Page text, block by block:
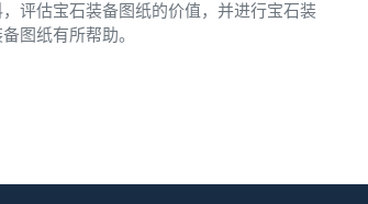
评估宝石装备图纸的价值，并进行宝石装
图纸有所帮助。